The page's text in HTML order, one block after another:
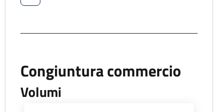
Congiuntura commercio
Volumi